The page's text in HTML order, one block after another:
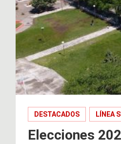
DESTACADOS LÍNEA
Elecciones